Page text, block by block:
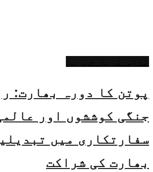
پوتن کا دورہ بھارت:
جنگی کوششوں اور
سفارتکاری میں
بھارت کی شراکت